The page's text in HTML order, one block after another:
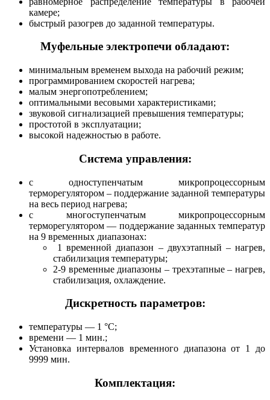
камере;
быстрый разогрев до заданной температуры.
Муфельные электропечи обладают:
минимальным временем выхода на рабочий режим;
программированием скоростей нагрева;
малым энергопотреблением;
оптимальными весовыми характеристиками;
звуковой сигнализацией превышения температуры;
простотой в эксплуатации;
высокой надежностью в работе.
Система управления:
с одноступенчатым микропроцессорным
терморегулятором – поддержание заданной температуры
на весь период нагрева;
с многоступенчатым микропроцессорным
терморегулятором — поддержание заданных температур
на 9 временных диапазонах:
1 временной диапазон – двухэтапный – нагрев,
стабилизация температуры;
2-9 временные диапазоны – трехэтапные – нагрев,
стабилизация, охлаждение.
Дискретность параметров:
температуры — 1 °С;
времени — 1 мин.;
Установка интервалов временного диапазона от 1 до
9999 мин.
Комплектация: